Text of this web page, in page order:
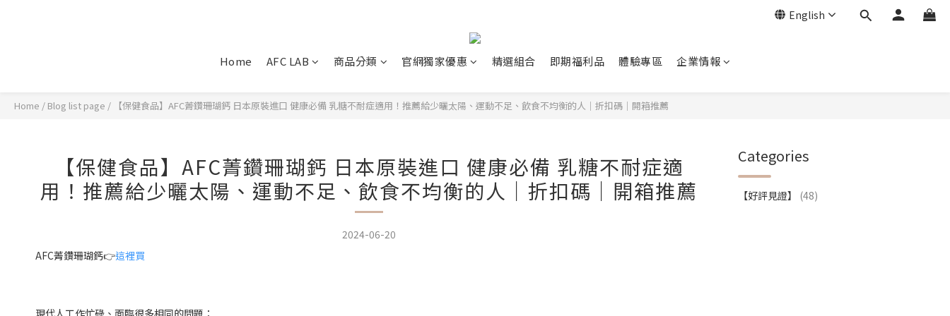
English
Home AFC LAB 商品分類 官網獨家優惠 精選組合 即期福利品 體驗專區 企業情報
Home / Blog list page / 【保健食品】AFC菁鑽珊瑚鈣 日本原裝進口 健康必備 乳糖不耐症適用！推薦給少曬太陽、運動不足、飲食不均衡的人｜折扣碼｜開箱推薦
【保健食品】AFC菁鑽珊瑚鈣 日本原裝進口 健康必備 乳糖不耐症適
用！推薦給少曬太陽、運動不足、飲食不均衡的人｜折扣碼｜開箱推薦
2024-06-20
AFC菁鑽珊瑚鈣👉這裡買
Categories
【好評見證】 (48)